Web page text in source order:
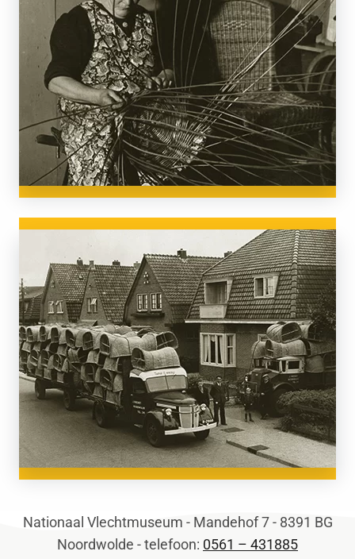
Nationaal Vlechtmuseum - Mandehof 7 - 8391 BG
Noordwolde - telefoon: 0561 – 431885